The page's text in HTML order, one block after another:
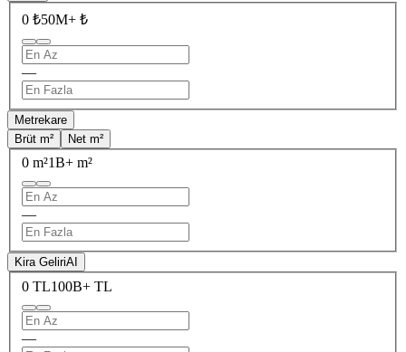
0 ₺50M+ ₺
—
Metrekare
Brüt m²
Net m²
0 m²1B+ m²
—
Kira GeliriAI
0 TL100B+ TL
—